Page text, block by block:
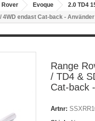
Rover Evoque 2.0 TD4
endast Cat-back -
Range
/ TD4 &
Cat-back
Artnr: